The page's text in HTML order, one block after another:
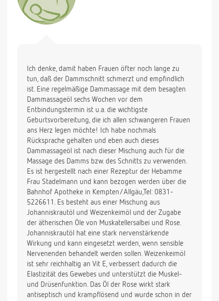
Ich denke, damit haben Frauen öfter noch lange zu
tun, daß der Dammschnitt schmerzt und empfindlich
ist. Eine regelmäßige Dammassage mit dem besagten
Dammassageöl sechs Wochen vor dem
Entbindungstermin ist u.a. die wichtigste
Geburtsvorbereitung, die ich allen schwangeren Frauen
ans Herz legen möchte! Ich habe nochmals
Rücksprache gehalten und eben auch dieses
Dammassageöl ist nach dieser Mischung auch für die
Massage des Damms bzw. des Schnitts zu verwenden.
Es ist hergestellt nach einer Rezeptur der Hebamme
Frau Stadelmann und kann bezogen werden über die
Bahnhof Apotheke in Kempten/Allgäu,Tel: 0831-
5226611. Es besteht aus einer Mischung aus
Johanniskrautöl und Weizenkeimöl und der Zugabe
der ätherischen Öle von Muskatellersalbei und Rose.
Johanniskrautöl hat eine stark nervenstärkende
Wirkung und kann eingesetzt werden, wenn sensible
Nervenenden behandelt werden sollen. Weizenkeimöl
ist sehr reichhaltig an Vit E, verbessert dadurch die
Elastizität des Gewebes und unterstützt die Muskel-
und Drüsenfunktion. Das Öl der Rose wirkt stark
antiseptisch und krampflösend und wurde schon in der